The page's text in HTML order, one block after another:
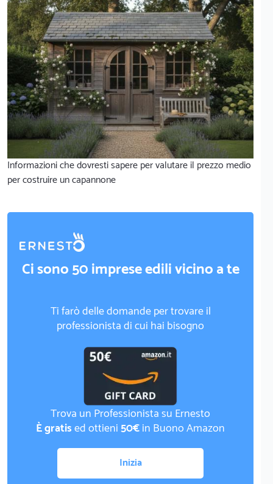
Informazioni che dovresti sapere per valutare il prezzo medio
per costruire un capannone
Ci sono 50 imprese edili vicino a te
Ti farò delle domande per trovare il
professionista di cui hai bisogno
Trova un Professionista su Ernesto
È gratised ottieni50€in Buono Amazon
Inizia